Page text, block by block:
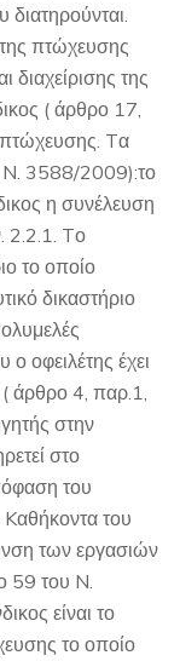
πτώχευσης
διαχείρισης της
( άρθρο 17,
Tα
N. 3588/2009):το
η συνέλευση
2.2.1. Tο
το οποίο
δικαστήριο
οφειλέτης έχει
άρθρο 4, παρ.1,
στην
στο
του
του
των εργασιών
59 του N.
είναι το
το οποίο